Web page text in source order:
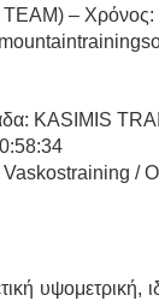
– Χρόνος:
KASIMIS
/
υψομετρική,